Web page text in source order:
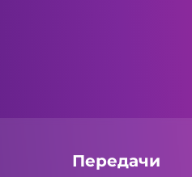
Передачи